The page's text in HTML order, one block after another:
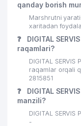
28 GLOBAL
29 ИП
30 FUSION
31
MASTER
KORXONASI
PREMIUM
33
HUAWEI
qanday borish
Marshrutni
xaritadan
❓
DIGITAL
raqamlari?
DIGITAL SERVIS
raqamlar orqali
2815851
❓
DIGITAL
manzili?
DIGITAL SERVIS
-